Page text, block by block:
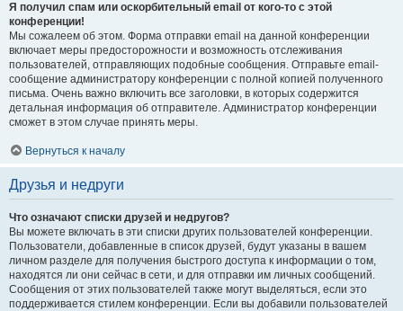
Я получил спам или оскорбительный email от кого-то с этой
конференции!
Мы сожалеем об этом. Форма отправки email на данной конференции
включает меры предосторожности и возможность отслеживания
пользователей, отправляющих подобные сообщения. Отправьте email-
сообщение администратору конференции с полной копией полученного
письма. Очень важно включить все заголовки, в которых содержится
детальная информация об отправителе. Администратор конференции
сможет в этом случае принять меры.
Вернуться к началу
Друзья и недруги
Что означают списки друзей и недругов?
Вы можете включать в эти списки других пользователей конференции.
Пользователи, добавленные в список друзей, будут указаны в вашем
личном разделе для получения быстрого доступа к информации о том,
находятся ли они сейчас в сети, и для отправки им личных сообщений.
Сообщения от этих пользователей также могут выделяться, если это
поддерживается стилем конференции. Если вы добавили пользователей